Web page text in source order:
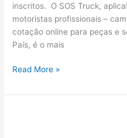
inscritos. O SOS Truck,
motoristas profissionais –
cotação online para peças e
País, é o mais
Read More »